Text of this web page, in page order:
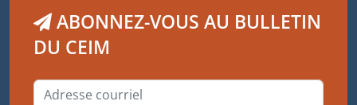
ABONNEZ-VOUS AU BULLETIN
DU CEIM